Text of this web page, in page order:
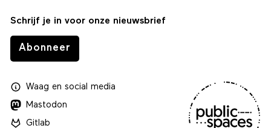
Schrijf je in voor onze nieuwsbrief
Abonneer
Waagen social media
Mastodon
Gitlab